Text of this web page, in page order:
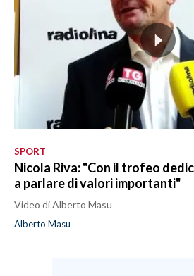
SPORT
Nicola Riva: "Con il trofeo
a parlare di valori importanti"
Video di Alberto Masu
Alberto Masu